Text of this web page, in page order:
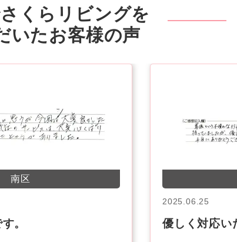
さくらリビングを
いたお客様の声
南区
。
2025.06.25
優しく対応い